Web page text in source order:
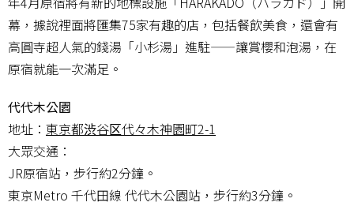
幕，據說裡面將匯集75家有趣的店，包括餐飲美食，還會有
高圓寺超人氣的錢湯「小杉湯」進駐——讓賞櫻和泡湯，在
原宿就能一次滿足。
代代木公園
地址： 東京都渋谷区代々木神園町2-1
大眾交通：
JR原宿站，步行約2分鐘。
東京Metro 千代田線 代代木公園站，步行約3分鐘。